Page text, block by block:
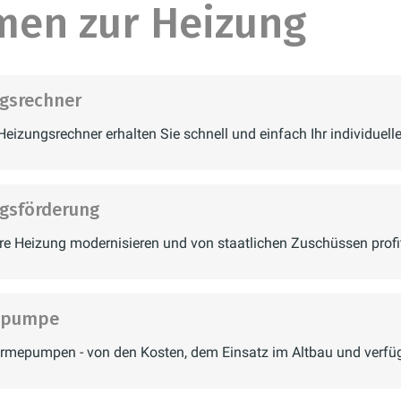
entsprechend der Einstellung und sorgt
die Raumtemperatur unterschritten wird.
wird das Wasser auf einem
abrufen.
zur Heizung
erhalten Sie schnell und einfach Ihr
Heizung modernisieren und von staatlichen Zuschüssen
- von den Kosten, dem Einsatz im Altbau und